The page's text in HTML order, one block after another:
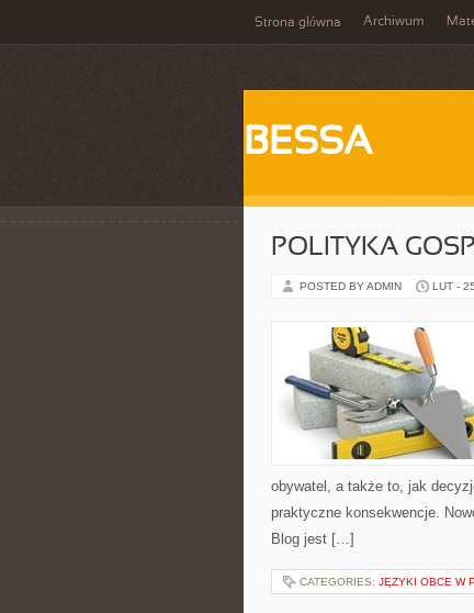
Strona główna Archiwum
BESSA
POLITYKA
POSTED BY ADMIN LUT -
obywatel, a także to, jak
praktyczne konsekwencje.
Blog jest […]
CATEGORIES: JĘZYKI OBCE W